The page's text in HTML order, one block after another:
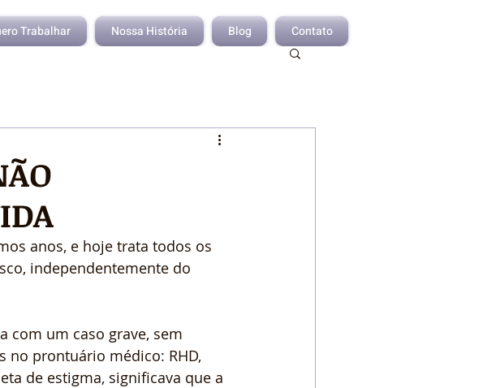
Trabalhar Nossa História Blog Contato
anos, e hoje trata todos os
independentemente do
com um caso grave, sem
no prontuário médico: RHD,
de estigma, significava que a